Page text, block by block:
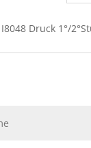
I8048 Druck 1°/